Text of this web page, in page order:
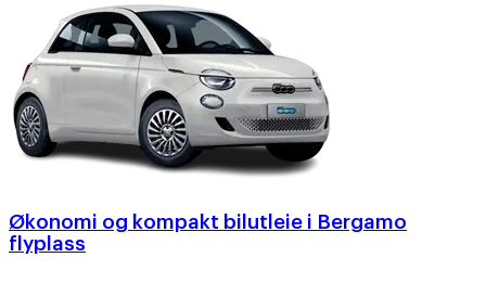
Økonomi og kompakt bilutleie i Bergamo
flyplass